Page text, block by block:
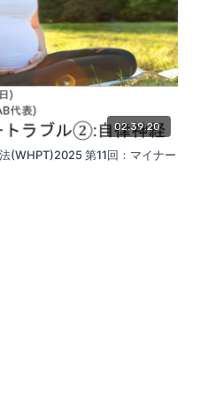
02:39:20
(WHPT)2025 第11回：マイナー